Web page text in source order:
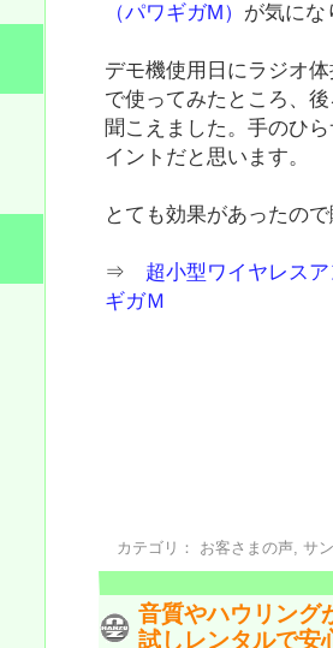
（パワギガM） が気にな
デモ機使用日にラジオ
で使ってみたところ、
聞こえました。手のひ
イントだと思います。
とても効果があったの
⇒ 超小型ワイヤレス
ギガＭ
カテゴリ： お客さまの声,サ
音質やハウリン
試しレンタルで安